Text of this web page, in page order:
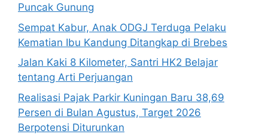
Puncak Gunung
Sempat Kabur, Anak ODGJ Terduga Pelaku
Kematian Ibu Kandung Ditangkap di Brebes
Jalan Kaki 8 Kilometer, Santri HK2 Belajar
tentang Arti Perjuangan
Realisasi Pajak Parkir Kuningan Baru 38,69
Persen di Bulan Agustus, Target 2026
Berpotensi Diturunkan